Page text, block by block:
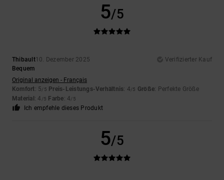
5/5
Thibault10. Dezember 2025
Verifizierter Kauf
Bequem
Original anzeigen - Français
Komfort: 5/5 Preis-Leistungs-Verhältnis: 4/5 Größe: Perfekte Größe
Material : 4 /5 Farbe: 4/5
Ich empfehle dieses Produkt
5/5